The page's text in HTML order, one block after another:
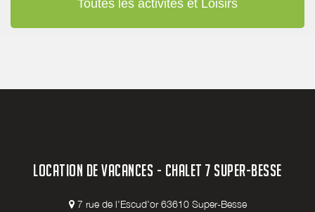
Toutes les activités et Loisirs
LOCATION DE VACANCES - CHALET 7 SUPER-BESSE
7 rue de l'Escud'or 63610 Super-Besse